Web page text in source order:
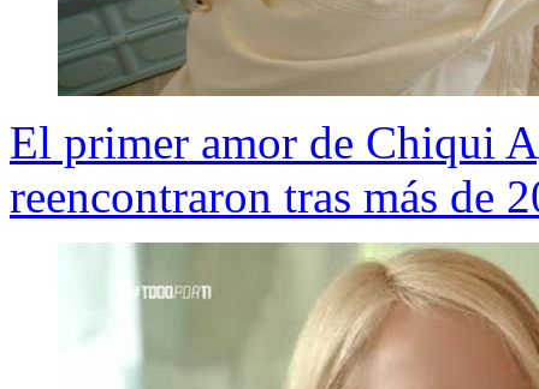
El primer amor de Chiqui
reencontraron tras más de